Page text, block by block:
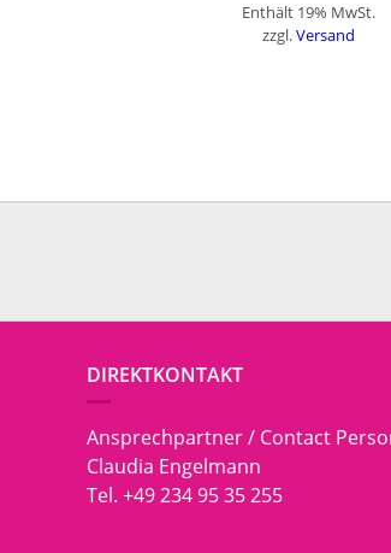
Enthält 19% MwSt.
zzgl.Versand
DIREKTKONTAKT
Ansprechpartner / Contact
Claudia Engelmann
Tel. +49 234 95 35 255